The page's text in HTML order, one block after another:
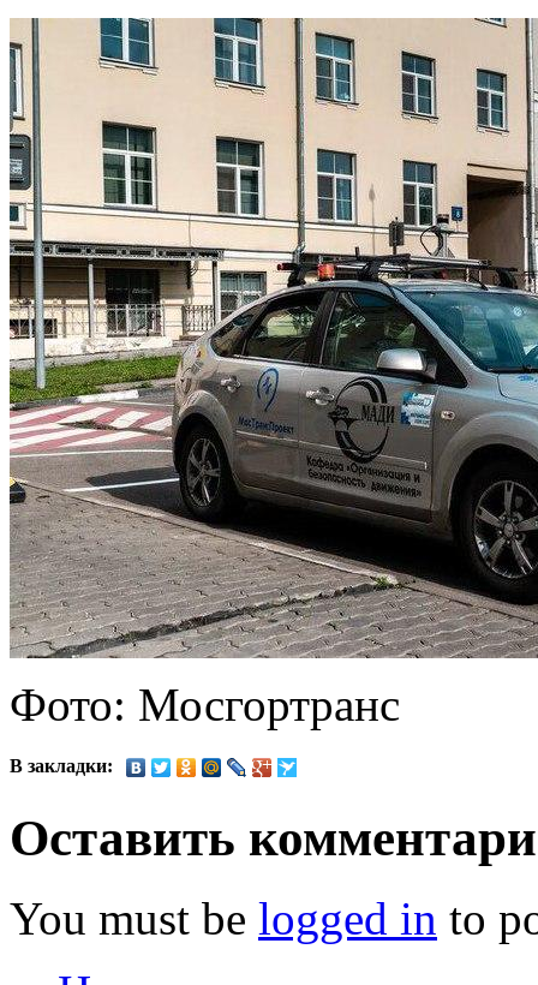
Фото: Мосгортранс
В закладки:
Оставить
You must be logged in to